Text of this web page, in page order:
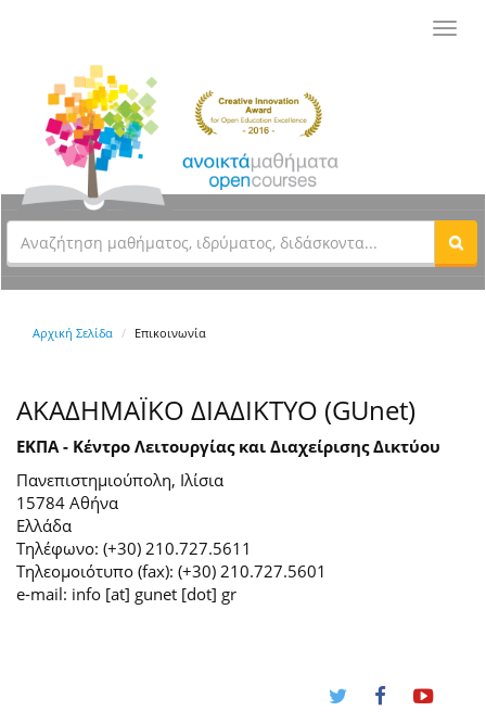
Αρχική Σελίδα Επικοινωνία
ΑΚΑΔΗΜΑΪΚΟ ΔΙΑΔΙΚΤΥΟ (GUnet)
ΕΚΠΑ - Κέντρο Λειτουργίας και Διαχείρισης Δικτύου
Πανεπιστημιούπολη, Ιλίσια
15784 Αθήνα
Ελλάδα
Τηλέφωνο: (+30) 210.727.5611
Τηλεομοιότυπο (fax): (+30) 210.727.5601
e-mail: info [at] gunet [dot] gr